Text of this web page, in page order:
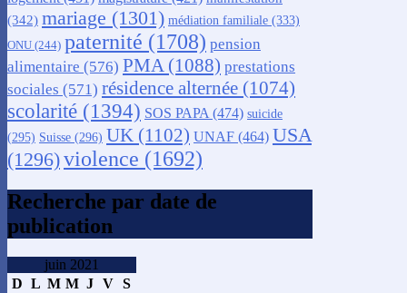
(342) mariage (1301) médiation familiale (333)
ONU (244) paternité (1708) pension
alimentaire (576) PMA(1088) prestations
sociales (571) résidence alternée (1074)
scolarité (1394) SOS PAPA(474) suicide
(295) Suisse (296) UK (1102) UNAF (464) USA
(1296)violence (1692)
Recherche par date de
publication
juin 2021
D L M M J V S